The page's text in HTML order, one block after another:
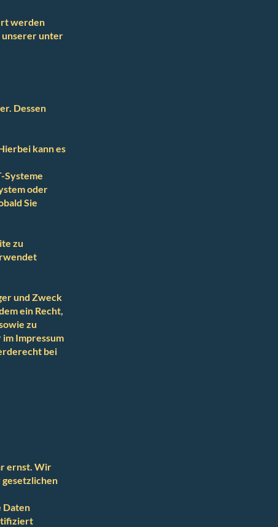
werden
unserer unter
Dessen
kann es
Systeme
oder
Sie
zu
und Zweck
ein Recht,
zu
Impressum
bei
ernst. Wir
Daten